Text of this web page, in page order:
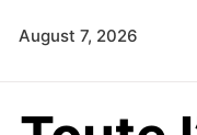
August 7, 2026